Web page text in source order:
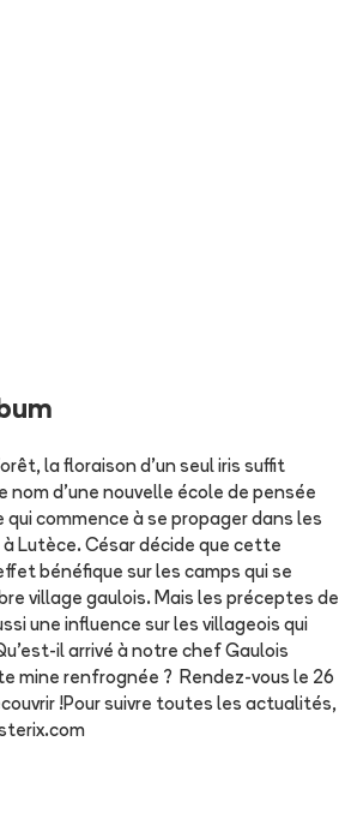
la floraison d’un seul iris suffit
nom d’une nouvelle école de pensée
qui commence à se propager dans les
Lutèce. César décide que cette
bénéfique sur les camps qui se
village gaulois. Mais les préceptes de
une influence sur les villageois qui
il arrivé à notre chef Gaulois
mine renfrognée ? Rendez-vous le 26
!Pour suivre toutes les actualités,